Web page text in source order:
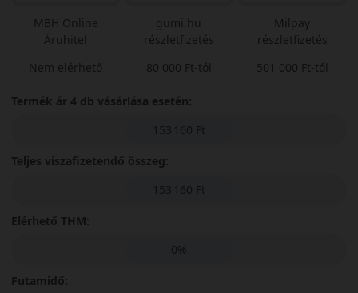
MBH Online
Áruhitel
Nem elérhető
gumi.hu
részletfizetés
80 000 Ft-tól
Milpay
részletfizetés
501 000 Ft-tól
Termék ár 4 db vásárlása esetén:
153 160 Ft
Teljes viszafizetendő összeg:
153 160 Ft
Elérhető THM:
0%
Futamidő: